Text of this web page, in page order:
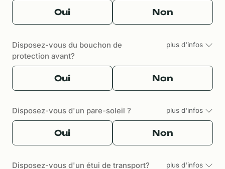
Oui Non
Disposez-vous du bouchon de
protection avant?
plus d'infos
Oui Non
Disposez-vous d'un pare-soleil ? plus d'infos
Oui Non
Disposez-vous d'un étui de transport? plus d'infos